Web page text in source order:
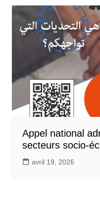
Appel national
secteurs socio-
avril 19, 2026